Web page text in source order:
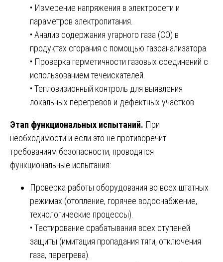
• Измерение напряжения в электросети и
параметров электропитания.
• Анализ содержания угарного газа (СО) в
продуктах сгорания с помощью газоанализатора.
• Проверка герметичности газовых соединений с
использованием течеискателей.
• Тепловизионный контроль для выявления
локальных перегревов и дефектных участков.
Этап функциональных испытаний. При
необходимости и если это не противоречит
требованиям безопасности, проводятся
функциональные испытания:
Проверка работы оборудования во всех штатных
режимах (отопление, горячее водоснабжение,
технологические процессы).
• Тестирование срабатывания всех ступеней
защиты (имитация пропадания тяги, отключения
газа, перегрева).